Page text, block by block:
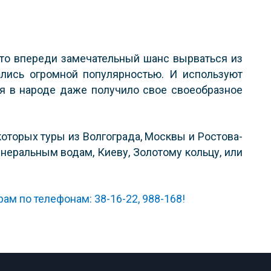
впереди замечательный шанс вырваться из
огромной популярностью. И используют
народе даже получило свое своеобразное
туры из Волгограда, Москвы и Ростова-
водам, Киеву, Золотому кольцу, или
по телефонам: 38-16-22, 988-168!